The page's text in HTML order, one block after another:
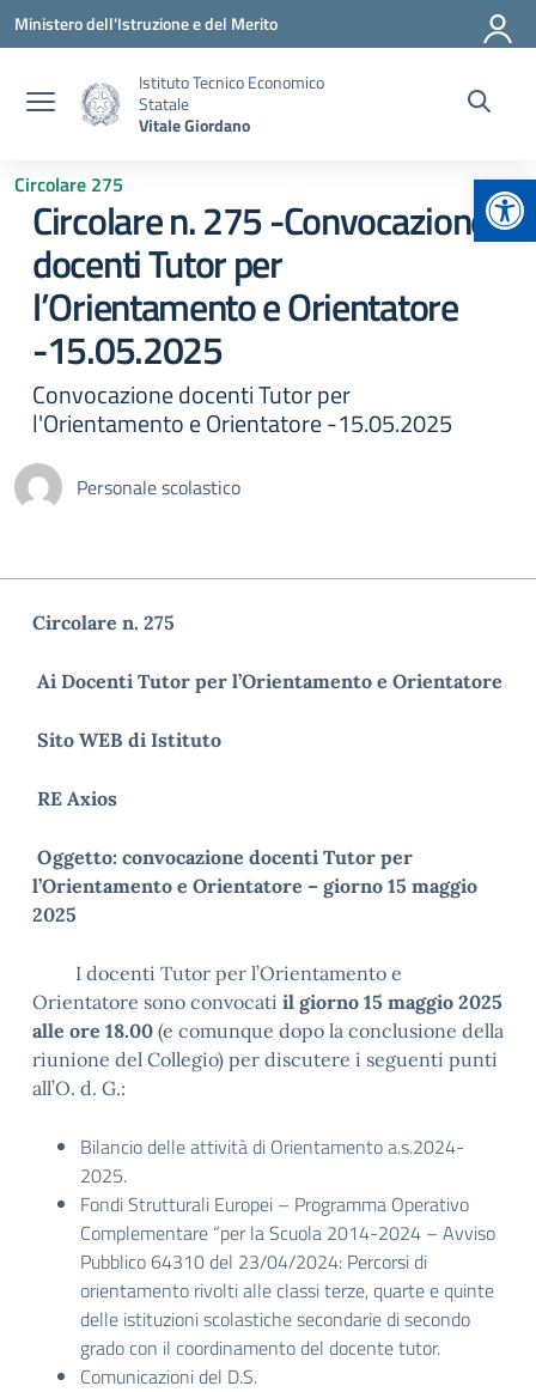
Vai ai contenuti
Vai al menu di navigazione
Vai al footer
Ministero dell'Istruzione e del Merito
Istituto Tecnico Economico
Statale
Vitale Giordano
Circolare 275
Circolare n. 275 -Convocazione
docenti Tutor per
l’Orientamento e Orientatore
-15.05.2025
Convocazione docenti Tutor per
l'Orientamento e Orientatore -15.05.2025
Personale scolastico
Circolare n. 275
Ai Docenti Tutor per l’Orientamento e Orientatore
Sito WEB di Istituto
RE Axios
Oggetto: convocazione docenti Tutor per
l’Orientamento e Orientatore – giorno 15 maggio
2025
I docenti Tutor per l’Orientamento e
Orientatore sono convocati il giorno 15 maggio 2025
alle ore 18.00 (e comunque dopo la conclusione della
riunione del Collegio) per discutere i seguenti punti
all’O. d. G.:
Bilancio delle attività di Orientamento a.s.2024-
2025.
Fondi Strutturali Europei – Programma Operativo
Complementare “per la Scuola 2014-2024 – Avviso
Pubblico 64310 del 23/04/2024: Percorsi di
orientamento rivolti alle classi terze, quarte e quinte
delle istituzioni scolastiche secondarie di secondo
grado con il coordinamento del docente tutor.
Comunicazioni del D.S.